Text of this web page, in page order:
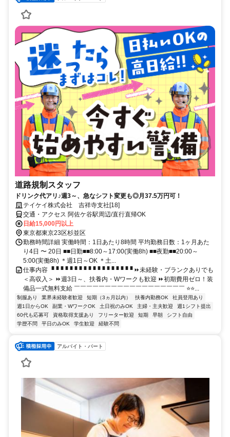
道路規制スタッフ
ドリンク代アリ♪週3～、急なシフト変更も◎月37.5万円可！
テイケイ株式会社 吉祥寺支社[18]
交通・アクセス 阿佐ケ谷駅周辺/直行直帰OK
日給15,000円以上
東京都東京23区杉並区
勤務時間詳細 実働時間：1日あたり8時間 平均勤務日数：1ヶ月あた
り4日 〜 20日 ■■日勤■■8:00～17:00(実働8h) ■■夜勤■■20:00～
5:00(実働8h) ＊週1日～OK ＊土...
仕事内容 ▝▝▝▝▝▝▝▝▝▝▝▝▝▝▝▝▝▝ ⏩未経験・ブランクありでも
＜高収入＞ ⏩週3日～、扶養内・Wワークも歓迎 ⏩初期費用ゼロ！装
備品一式無料支給 ￣￣￣￣￣￣￣￣￣￣￣￣￣￣￣￣￣￣ ⭐⭐...
制服あり 業界未経験者歓迎 短期（3ヵ月以内） 扶養内勤務OK
社員登用あり
週1日からOK
副業・WワークOK 土日祝のみOK 主婦・主夫歓迎
週1シフト提出
60代も応募可
資格取得支援あり フリーター歓迎 短期 早朝
シフト自由
学歴不問
平日のみOK 学生歓迎 経験不問
アルバイト・パート